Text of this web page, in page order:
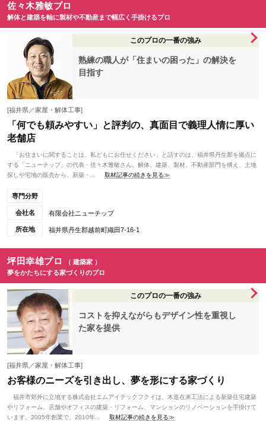
佐々木雅敏プロ
解体と建築を軸に製材や不動産まで幅広く手掛けるプロ
このプロの一番の強み
熟練の職人が「住まいの困った」の解決を
目指す
[福井県／家屋・解体工事]
「何でも頼みやすい」と評判の、真面目で義理人情に厚い
老舗店
「お住まいに関することは、私どもにお任せください」と話すのは、福井県丹生郡を拠点に
する「ニューチップ」の代表・佐々木雅敏さん。解体、建築、製材、不動産部門を構え、土地
探しや宅地の販売から、新築・...
取材記事の続きを見る≫
専門分野
会社名 有限会社ニューチップ
所在地 福井県丹生郡越前町織田7-16-1
坪田幸雄プロ
（ 建築家 ）
夢をかたちにする家づくりのプロ
このプロの一番の強み
コストを抑えながらもデザイン性を重視し
た家を提供
[福井県／家屋・解体工事]
お客様のニーズを引き出し、夢を形にする家づくり
福井市郊外に立地する株式会社エムアイテックフクイは、木造在来工法による新築住宅建築
やリフォーム、店舗やオフィスの建築・リフォーム、マンションのリノベーションを手掛けて
います。2005年創業で、2010年...
取材記事の続きを見る≫